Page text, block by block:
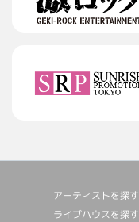
アーティストを探す
ライブハウスを探す